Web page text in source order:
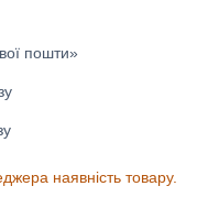
пошти»
наявність товару.